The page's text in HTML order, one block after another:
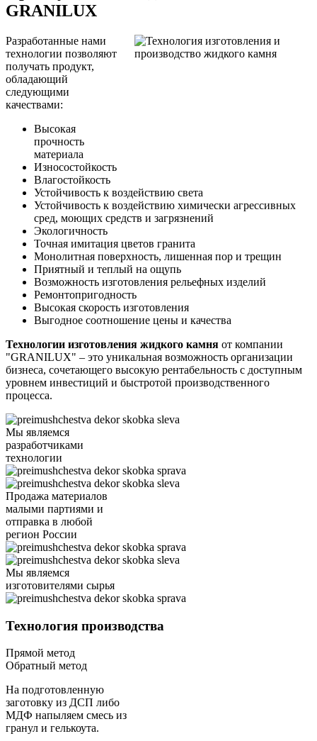
GRANILUX
Разработанные нами
технологии позволяют
получать продукт,
обладающий
следующими
качествами:
Высокая
прочность
материала
Износостойкость
Влагостойкость
Устойчивость к воздействию света
Устойчивость к воздействию химически агрессивных
сред, моющих средств и загрязнений
Экологичность
Точная имитация цветов гранита
Монолитная поверхность, лишенная пор и трещин
Приятный и теплый на ощупь
Возможность изготовления рельефных изделий
Ремонтопригодность
Высокая скорость изготовления
Выгодное соотношение цены и качества
Технологии изготовления жидкого камня от компании
"GRANILUX" – это уникальная возможность организации
бизнеса, сочетающего высокую рентабельность с доступным
уровнем инвестиций и быстротой производственного
процесса.
Мы являемся
разработчиками
технологии
Продажа материалов
малыми партиями и
отправка в любой
регион России
Мы являемся
изготовителями сырья
Технология производства
Прямой метод
Обратный метод
На подготовленную
заготовку из ДСП либо
МДФ напыляем смесь из
гранул и гелькоута.